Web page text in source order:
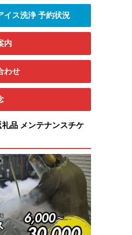
イス洗浄 予約状況
内
わせ
品 メンテナンスチケ